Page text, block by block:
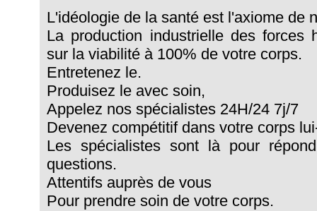
L'idéologie de la santé est l'axiome de
La production industrielle des forces
sur la viabilité à 100% de votre corps.
Entretenez le.
Produisez le avec soin,
Appelez nos spécialistes 24H/24 7j/7
Devenez compétitif dans votre corps
Les spécialistes sont là pour
questions.
Attentifs auprès de vous
Pour prendre soin de votre corps.